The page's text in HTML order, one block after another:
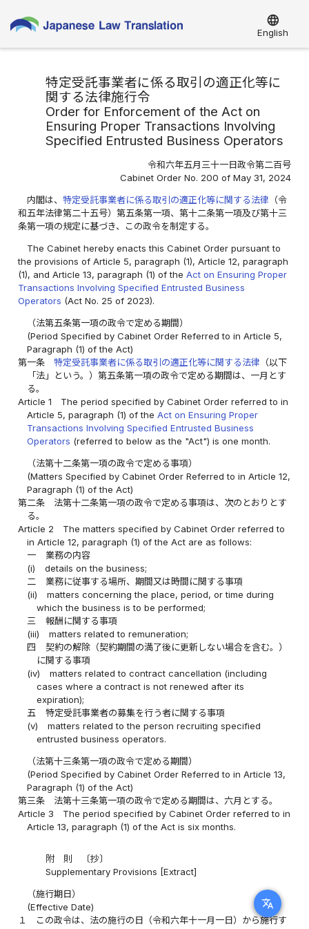
language
English
translate
特定受託事業者に係る取引の適正化等に
関する法律施行令
Order for Enforcement of the Act on
Ensuring Proper Transactions Involving
Specified Entrusted Business Operators
令和六年五月三十一日政令第二百号
Cabinet Order No. 200 of May 31, 2024
内閣は、特定受託事業者に係る取引の適正化等に関する法律 （令
和五年法律第二十五号）第五条第一項、第十二条第一項及び第十三
条第一項の規定に基づき、この政令を制定する。
The Cabinet hereby enacts this Cabinet Order pursuant to
the provisions of Article 5, paragraph (1), Article 12, paragraph
(1), and Article 13, paragraph (1) of theAct on Ensuring Proper
Transactions Involving Specified Entrusted Business
Operators (Act No. 25 of 2023).
（法第五条第一項の政令で定める期間）
(Period Specified by Cabinet Order Referred to in Article 5,
Paragraph (1) of the Act)
第一条
特定受託事業者に係る取引の適正化等に関する法律 （以下
「法」という。）第五条第一項の政令で定める期間は、一月とす
る。
Article 1
The period specified by Cabinet Order referred to in
Article 5, paragraph (1) of theAct on Ensuring Proper
Transactions Involving Specified Entrusted Business
Operators (referred to below as the "Act") is one month.
（法第十二条第一項の政令で定める事項）
(Matters Specified by Cabinet Order Referred to in Article 12,
Paragraph (1) of the Act)
第二条
法第十二条第一項の政令で定める事項は、次のとおりとす
る。
Article 2
The matters specified by Cabinet Order referred to
in Article 12, paragraph (1) of the Act are as follows:
一
業務の内容
(i)
details on the business;
二
業務に従事する場所、期間又は時間に関する事項
(ii)
matters concerning the place, period, or time during
which the business is to be performed;
三
報酬に関する事項
(iii)
matters related to remuneration;
四
契約の解除（契約期間の満了後に更新しない場合を含む。）
に関する事項
(iv)
matters related to contract cancellation (including
cases where a contract is not renewed after its
expiration);
五
特定受託事業者の募集を行う者に関する事項
(v)
matters related to the person recruiting specified
entrusted business operators.
（法第十三条第一項の政令で定める期間）
(Period Specified by Cabinet Order Referred to in Article 13,
Paragraph (1) of the Act)
第三条
法第十三条第一項の政令で定める期間は、六月とする。
Article 3
The period specified by Cabinet Order referred to in
Article 13, paragraph (1) of the Act is six months.
附 則 〔抄〕
Supplementary Provisions [Extract]
（施行期日）
(Effective Date)
１
この政令は、法の施行の日（令和六年十一月一日）から施行す